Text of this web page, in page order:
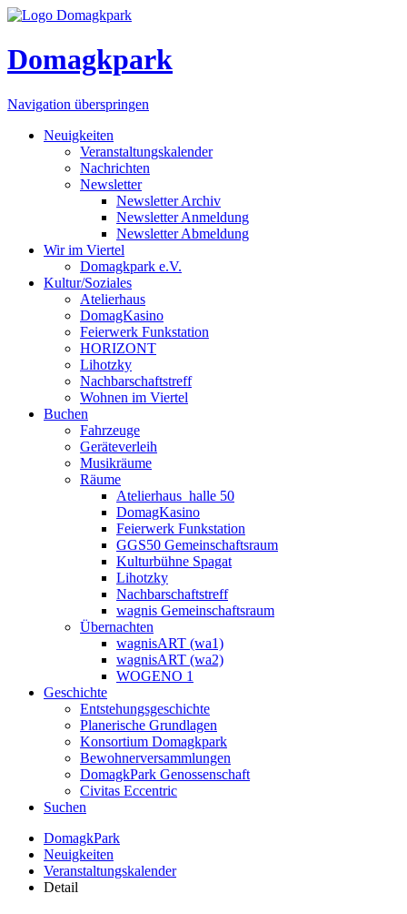
Domagkpark
Navigation überspringen
Neuigkeiten
Veranstaltungskalender
Nachrichten
Newsletter
Newsletter Archiv
Newsletter Anmeldung
Newsletter Abmeldung
Wir im Viertel
Domagkpark e.V.
Kultur/Soziales
Atelierhaus
DomagKasino
Feierwerk Funkstation
HORIZONT
Lihotzky
Nachbarschaftstreff
Wohnen im Viertel
Buchen
Fahrzeuge
Geräteverleih
Musikräume
Räume
Atelierhaus_halle 50
DomagKasino
Feierwerk Funkstation
GGS50 Gemeinschaftsraum
Kulturbühne Spagat
Lihotzky
Nachbarschaftstreff
wagnis Gemeinschaftsraum
Übernachten
wagnisART (wa1)
wagnisART (wa2)
WOGENO 1
Geschichte
Entstehungsgeschichte
Planerische Grundlagen
Konsortium Domagkpark
Bewohnerversammlungen
DomagkPark Genossenschaft
Civitas Eccentric
Suchen
DomagkPark
Neuigkeiten
Veranstaltungskalender
Detail